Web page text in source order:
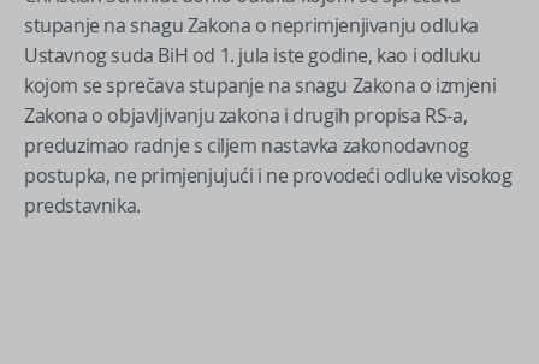
stupanje na snagu Zakona o neprimjenjivanju odluka
Ustavnog suda BiH od 1. jula iste godine, kao i odluku
kojom se sprečava stupanje na snagu Zakona o izmjeni
Zakona o objavljivanju zakona i drugih propisa RS-a,
preduzimao radnje s ciljem nastavka zakonodavnog
postupka, ne primjenjujući i ne provodeći odluke visokog
predstavnika.